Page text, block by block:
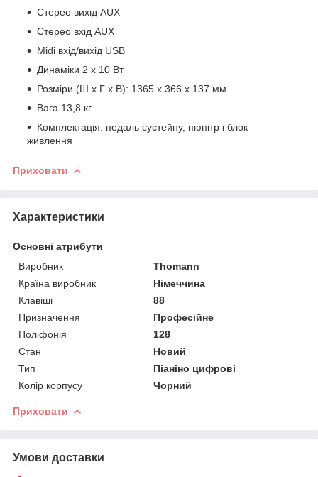
Стерео вихід AUX
Стерео вхід AUX
Midi вхід/вихід USB
Динаміки 2 х 10 Вт
Розміри (Ш x Г x В): 1365 x 366 x 137 мм
Вага 13,8 кг
Комплектація: педаль сустейну, пюпітр і блок
живлення
Приховати
Характеристики
Основні атрибути
Виробник
Thomann
Країна виробник
Німеччина
Клавіші
88
Призначення
Професійне
Поліфонія
128
Стан
Новий
Тип
Піаніно цифрові
Колір корпусу
Чорний
Приховати
Умови доставки